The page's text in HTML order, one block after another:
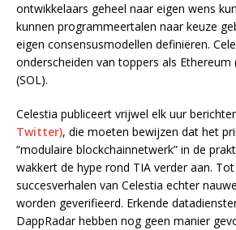
ontwikkelaars geheel naar eigen wens
kunnen programmeertalen naar keuze
eigen consensusmodellen definiëren.
onderscheiden van toppers als Ethereum
(SOL).
Celestia publiceert vrijwel elk uur
Twitter), die moeten bewijzen dat het
“modulaire blockchainnetwerk” in de
wakkert de hype rond TIA verder aan.
succesverhalen van Celestia echter
worden geverifieerd. Erkende
DappRadar hebben nog geen manier